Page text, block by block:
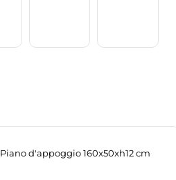
Piano d'appoggio 160x50xh12 cm